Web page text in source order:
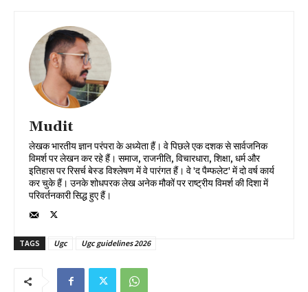
Mudit
लेखक भारतीय ज्ञान परंपरा के अध्येता हैं। वे पिछले एक दशक से सार्वजनिक
विमर्श पर लेखन कर रहे हैं। समाज, राजनीति, विचारधारा, शिक्षा, धर्म और
इतिहास पर रिसर्च बेस्ड विश्लेषण में वे पारंगत हैं। वे 'द पैम्फलेट' में दो वर्ष कार्य
कर चुके हैं। उनके शोधपरक लेख अनेक मौकों पर राष्ट्रीय विमर्श की दिशा में
परिवर्तनकारी सिद्ध हुए हैं।
TAGS Ugc Ugc guidelines 2026